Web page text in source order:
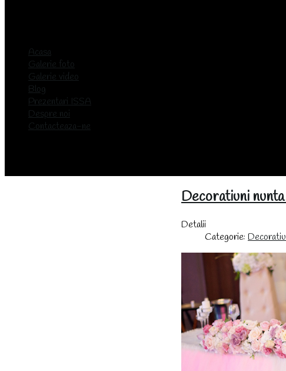
Acasa
Galerie foto
Galerie video
Blog
Prezentari ISSA
Despre noi
Contacteaza-ne
Decoratiuni
Detalii
Categorie: